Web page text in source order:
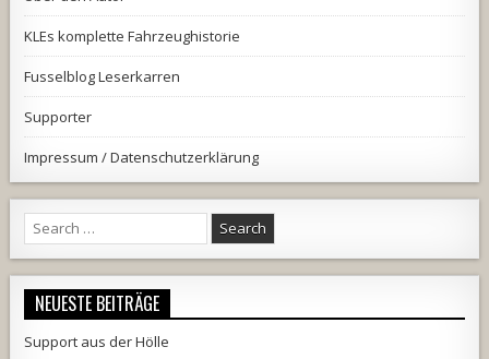
KLEs komplette Fahrzeughistorie
Fusselblog Leserkarren
Supporter
Impressum / Datenschutzerklärung
Search
for:
NEUESTE BEITRÄGE
Support aus der Hölle